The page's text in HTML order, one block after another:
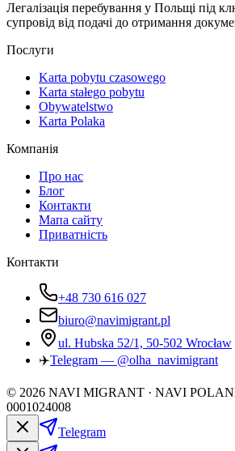
Легалізація перебування у Польщі під
супровід від подачі до отримання
Послуги
Karta pobytu czasowego
Karta stałego pobytu
Obywatelstwo
Karta Polaka
Компанія
Про нас
Блог
Контакти
Мапа сайту
Приватність
Контакти
+48 730 616 027
biuro@navimigrant.pl
ul. Hubska 52/1, 50-502 Wrocław
✈️Telegram — @olha_navimigrant
© 2026 NAVI MIGRANT · NAVI
0001024008
Telegram